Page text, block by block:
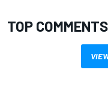
TOP COMMENTS